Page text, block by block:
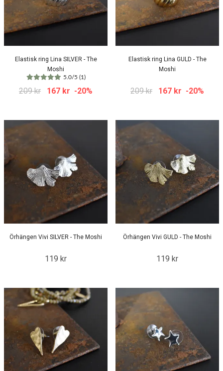
Elastisk ring Lina SILVER - The
Moshi
5.0/5 (1)
209 kr 167 kr -20%
Elastisk ring Lina GULD - The
Moshi
209 kr 167 kr -20%
Örhängen Vivi SILVER - The Moshi
119 kr
Örhängen Vivi GULD - The Moshi
119 kr